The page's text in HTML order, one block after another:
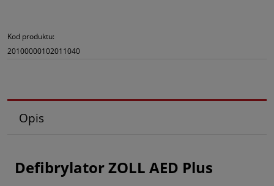
Kod produktu:
20100000102011040
Opis
Defibrylator ZOLL AED Plus